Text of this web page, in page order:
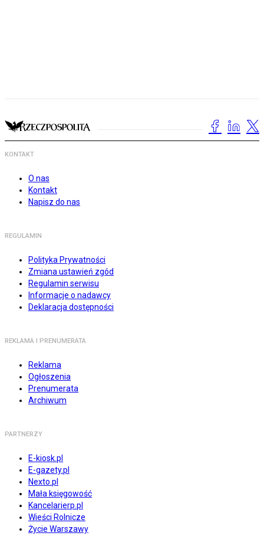
KONTAKT
O nas
Kontakt
Napisz do nas
REGULAMIN
Polityka Prywatności
Zmiana ustawień zgód
Regulamin serwisu
Informacje o nadawcy
Deklaracja dostępności
REKLAMA I PRENUMERATA
Reklama
Ogłoszenia
Prenumerata
Archiwum
PARTNERZY
E-kiosk.pl
E-gazety.pl
Nexto.pl
Mała księgowość
Kancelarierp.pl
Wieści Rolnicze
Życie Warszawy